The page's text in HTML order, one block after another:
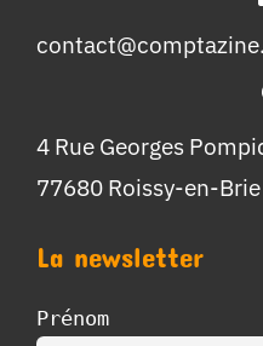
4 Rue Georges
77680 Roissy-en-Brie
La newsletter
Prénom